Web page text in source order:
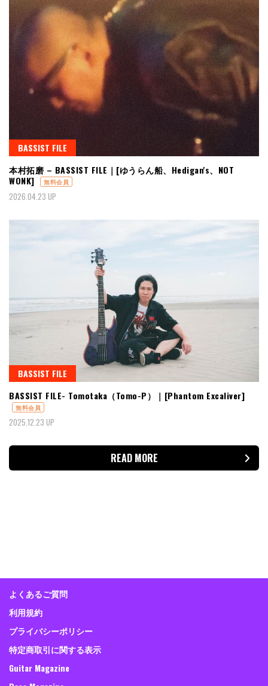
BASSIST FILE
本村拓磨 – BASSIST FILE｜[ゆうらん船、Hedigan's、NOT
WONK]
無料会員
2026.04.23 UP
BASSIST FILE
BASSIST FILE- Tomotaka（Tomo-P）｜[Phantom Excaliver]
無料会員
2025.12.23 UP
READ MORE
よくあるご質問
利用規約
プライバシーポリシー
特定商取引に関する表示
Guitar Magazine